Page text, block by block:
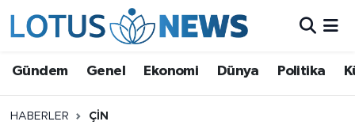
Gündem Genel Ekonomi Dünya Politika
HABERLER ÇIN
Ekonomi